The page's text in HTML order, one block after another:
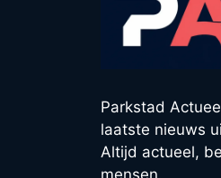
Parkstad
laatste nieuws
Altijd actueel,